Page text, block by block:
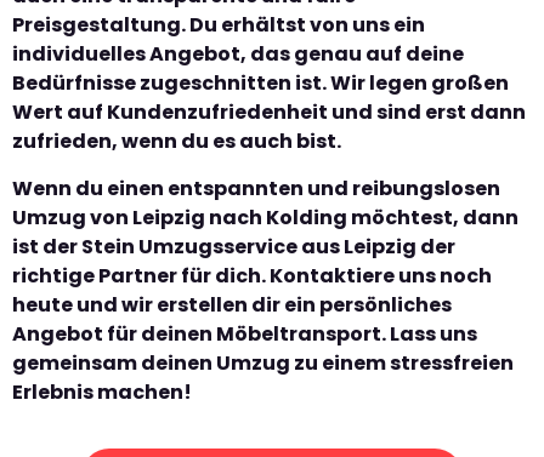
Preisgestaltung. Du erhältst von uns ein
individuelles Angebot, das genau auf deine
Bedürfnisse zugeschnitten ist. Wir legen großen
Wert auf Kundenzufriedenheit und sind erst dann
zufrieden, wenn du es auch bist.
Wenn du einen entspannten und reibungslosen
Umzug von Leipzig nach Kolding möchtest, dann
ist der Stein Umzugsservice aus Leipzig der
richtige Partner für dich. Kontaktiere uns noch
heute und wir erstellen dir ein persönliches
Angebot für deinen Möbeltransport. Lass uns
gemeinsam deinen Umzug zu einem stressfreien
Erlebnis machen!